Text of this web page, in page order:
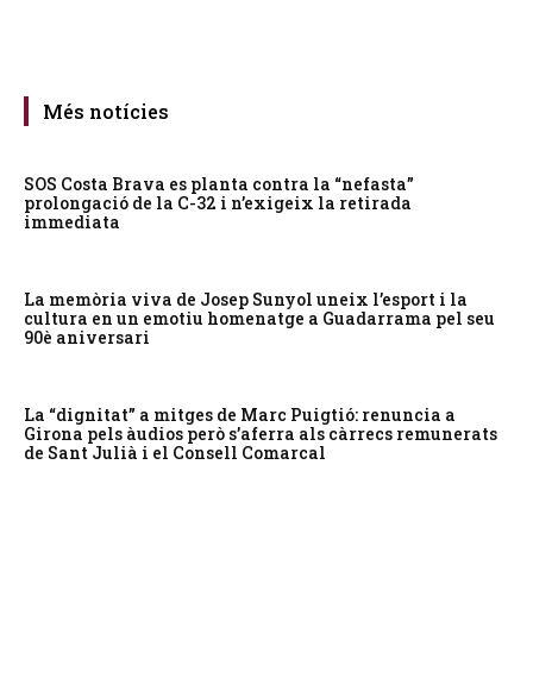
Més notícies
SOS Costa Brava es planta contra la “nefasta”
prolongació de la C-32 i n’exigeix la retirada
immediata
La memòria viva de Josep Sunyol uneix l’esport i la
cultura en un emotiu homenatge a Guadarrama pel seu
90è aniversari
La “dignitat” a mitges de Marc Puigtió: renuncia a
Girona pels àudios però s’aferra als càrrecs remunerats
de Sant Julià i el Consell Comarcal